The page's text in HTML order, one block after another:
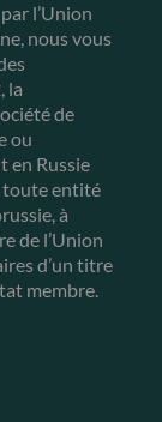
l’Union
nous vous
la
de
ou
en Russie
toute entité
à
de l’Union
d’un titre
membre.